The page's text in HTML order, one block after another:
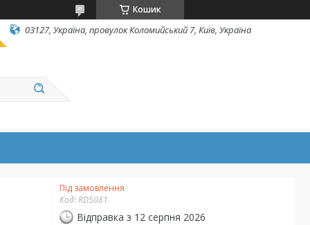
Кошик
03127, Україна, провулок Коломийський 7, Київ, Україна
Під замовлення
Код:RD5081
Відправка з 12 серпня 2026